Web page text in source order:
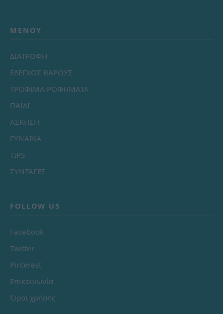
ΜΕΝΟΎ
ΔΙΑΤΡΟΦΗ
ΕΛΕΓΧΟΣ ΒΑΡΟΥΣ
ΤΡΟΦΙΜΑ ΡΟΦΗΜΑΤΑ
ΠΑΙΔΙ
ΑΣΚΗΣΗ
ΓΥΝΑΙΚΑ
TIPS
ΣΥΝΤΑΓΕΣ
FOLLOW US
Facebook
Twitter
Pinterest
Επικοινωνία
Όροι χρήσης